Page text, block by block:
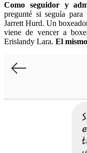
Como seguidor y
pregunté si seguía
Jarrett Hurd. Un
viene de vencer a
Erislandy Lara. El